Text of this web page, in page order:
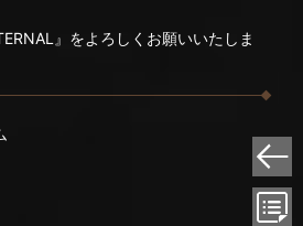
』をよろしくお願いいたしま